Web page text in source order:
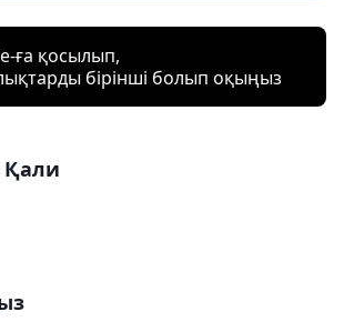
ға қосылып,
бірінші болып оқыңыз
Қали